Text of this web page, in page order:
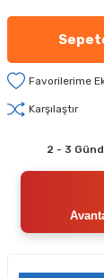
Karşılaştır
2 - 3